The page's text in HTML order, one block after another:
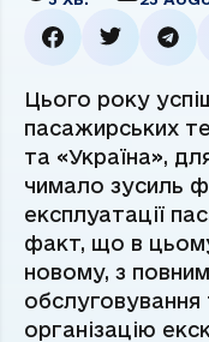
Цього року
пасажирських
та «Україна»,
чимало зусиль
експлуатації
факт, що в
новому, з
обслуговування
організацію